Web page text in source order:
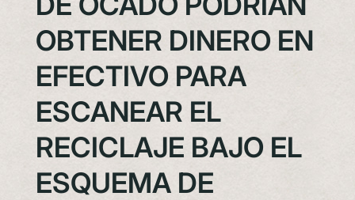
OBTENER DINERO EN
EFECTIVO PARA
ESCANEAR EL
RECICLAJE BAJO EL
ESQUEMA DE